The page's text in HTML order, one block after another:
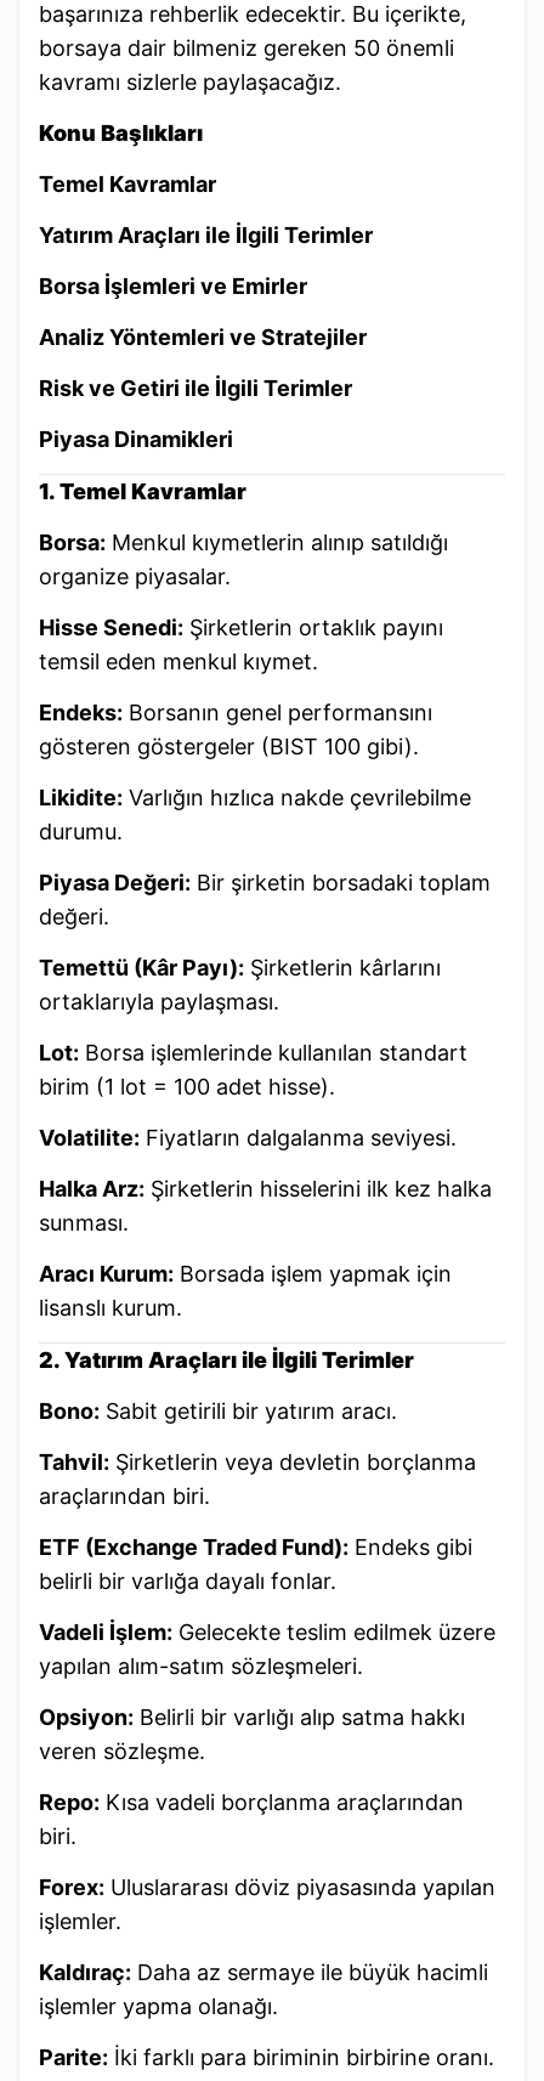
başarınıza rehberlik edecektir. Bu içerikte,
borsaya dair bilmeniz gereken 50 önemli
kavramı sizlerle paylaşacağız.
Konu Başlıkları
Temel Kavramlar
Yatırım Araçları ile İlgili Terimler
Borsa İşlemleri ve Emirler
Analiz Yöntemleri ve Stratejiler
Risk ve Getiri ile İlgili Terimler
Piyasa Dinamikleri
1. Temel Kavramlar
Borsa: Menkul kıymetlerin alınıp satıldığı
organize piyasalar.
Hisse Senedi: Şirketlerin ortaklık payını
temsil eden menkul kıymet.
Endeks: Borsanın genel performansını
gösteren göstergeler (BIST 100 gibi).
Likidite: Varlığın hızlıca nakde çevrilebilme
durumu.
Piyasa Değeri: Bir şirketin borsadaki toplam
değeri.
Temettü (Kâr Payı): Şirketlerin kârlarını
ortaklarıyla paylaşması.
Lot: Borsa işlemlerinde kullanılan standart
birim (1 lot = 100 adet hisse).
Volatilite: Fiyatların dalgalanma seviyesi.
Halka Arz: Şirketlerin hisselerini ilk kez halka
sunması.
Aracı Kurum: Borsada işlem yapmak için
lisanslı kurum.
2. Yatırım Araçları ile İlgili Terimler
Bono: Sabit getirili bir yatırım aracı.
Tahvil: Şirketlerin veya devletin borçlanma
araçlarından biri.
ETF (Exchange Traded Fund): Endeks gibi
belirli bir varlığa dayalı fonlar.
Vadeli İşlem: Gelecekte teslim edilmek üzere
yapılan alım-satım sözleşmeleri.
Opsiyon: Belirli bir varlığı alıp satma hakkı
veren sözleşme.
Repo: Kısa vadeli borçlanma araçlarından
biri.
Forex: Uluslararası döviz piyasasında yapılan
işlemler.
Kaldıraç: Daha az sermaye ile büyük hacimli
işlemler yapma olanağı.
Parite: İki farklı para biriminin birbirine oranı.